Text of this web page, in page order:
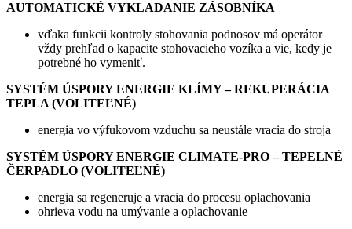
AUTOMATICKÉ VYKLADANIE ZÁSOBNÍKA
vďaka funkcii kontroly stohovania podnosov má operátor
vždy prehľad o kapacite stohovacieho vozíka a vie, kedy je
potrebné ho vymeniť.
SYSTÉM ÚSPORY ENERGIE KLÍMY – REKUPERÁCIA
TEPLA (VOLITEĽNÉ)
energia vo výfukovom vzduchu sa neustále vracia do stroja
SYSTÉM ÚSPORY ENERGIE CLIMATE-PRO – TEPELNÉ
ČERPADLO (VOLITEĽNÉ)
energia sa regeneruje a vracia do procesu oplachovania
ohrieva vodu na umývanie a oplachovanie